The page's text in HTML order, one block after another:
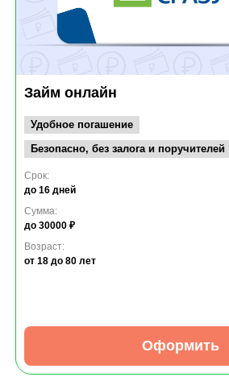
Займ онлайн
Удобное погашение
Безопасно, без залога и поручителей
Срок:
до 16 дней
Сумма:
до 30000 ₽
Возраст:
от 18 до 80 лет
Оформить